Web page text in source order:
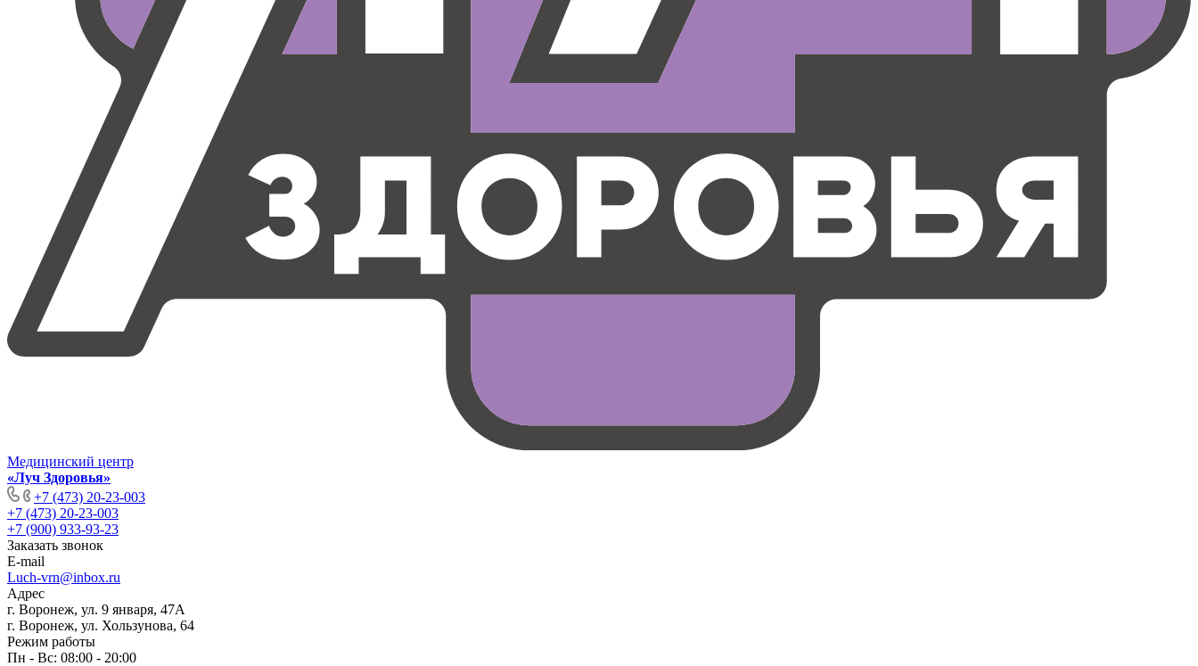
Медицинский центр
«Луч Здоровья»
+7 (473) 20-23-003
+7 (473) 20-23-003
+7 (900) 933-93-23
Заказать звонок
E-mail
Luch-vrn@inbox.ru
Адрес
г. Воронеж, ул. 9 января, 47А
г. Воронеж, ул. Хользунова, 64
Режим работы
Пн - Вс: 08:00 - 20:00